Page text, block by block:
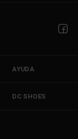
AYUDA
DC SHOES